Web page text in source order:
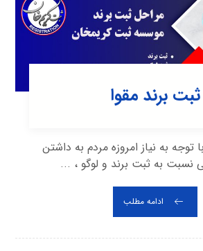
ثبت برند مقوا
توجه به نیاز امروزه مردم به داشتن
نسبت به ثبت برند و لوگو ، ...
ادامه مطلب